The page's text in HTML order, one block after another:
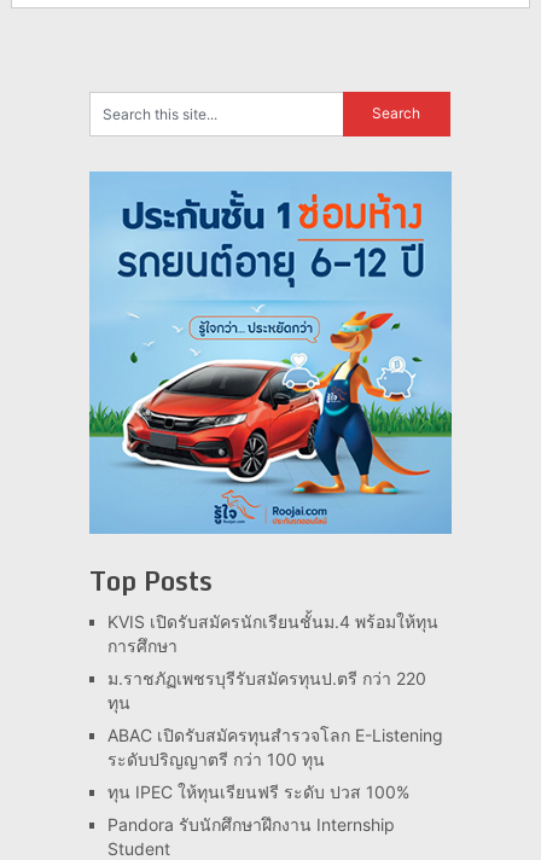
Top Posts
KVIS เปิดรับสมัครนักเรียนชั้นม.4 พร้อมให้ทุน
การศึกษา
ม.ราชภัฏเพชรบุรีรับสมัครทุนป.ตรี กว่า 220
ทุน
ABAC เปิดรับสมัครทุนสำรวจโลก E-Listening
ระดับปริญญาตรี กว่า 100 ทุน
ทุน IPEC ให้ทุนเรียนฟรี ระดับ ปวส 100%
Pandora รับนักศึกษาฝึกงาน Internship
Student